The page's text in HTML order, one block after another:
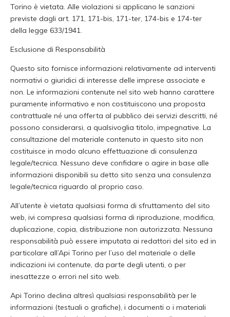
Torino è vietata. Alle violazioni si applicano le sanzioni
previste dagli art. 171, 171-bis, 171-ter, 174-bis e 174-ter
della legge 633/1941.
Esclusione di Responsabilità
Questo sito fornisce informazioni relativamente ad interventi
normativi o giuridici di interesse delle imprese associate e
non. Le informazioni contenute nel sito web hanno carattere
puramente informativo e non costituiscono una proposta
contrattuale né una offerta al pubblico dei servizi descritti, né
possono considerarsi, a qualsivoglia titolo, impegnative. La
consultazione del materiale contenuto in questo sito non
costituisce in modo alcuno effettuazione di consulenza
legale/tecnica. Nessuno deve confidare o agire in base alle
informazioni disponibili su detto sito senza una consulenza
legale/tecnica riguardo al proprio caso.
All’utente è vietata qualsiasi forma di sfruttamento del sito
web, ivi compresa qualsiasi forma di riproduzione, modifica,
duplicazione, copia, distribuzione non autorizzata. Nessuna
responsabilità può essere imputata ai redattori del sito ed in
particolare all’Api Torino per l’uso del materiale o delle
indicazioni ivi contenute, da parte degli utenti, o per
inesattezze o errori nel sito web.
Api Torino declina altresì qualsiasi responsabilità per le
informazioni (testuali o grafiche), i documenti o i materiali